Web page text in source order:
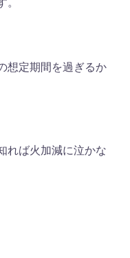
想定期間を過ぎるか
れば火加減に泣かな